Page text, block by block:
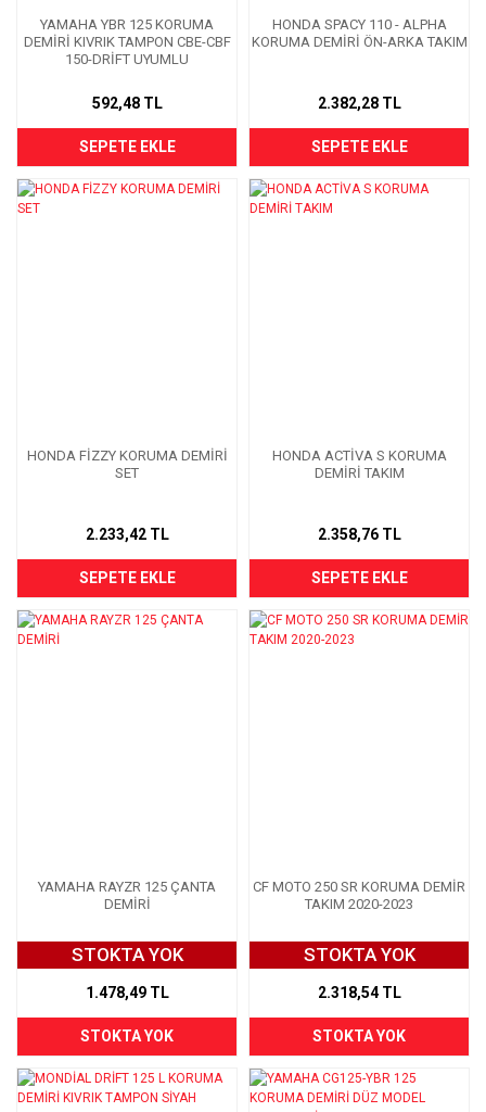
YAMAHA YBR 125 KORUMA
DEMİRİ KIVRIK TAMPON CBE-CBF
150-DRİFT UYUMLU
592,48 TL
SEPETE EKLE
HONDA SPACY 110 - ALPHA
KORUMA DEMİRİ ÖN-ARKA TAKIM
2.382,28 TL
SEPETE EKLE
HONDA FİZZY KORUMA DEMİRİ
SET
2.233,42 TL
SEPETE EKLE
HONDA ACTİVA S KORUMA
DEMİRİ TAKIM
2.358,76 TL
SEPETE EKLE
YAMAHA RAYZR 125 ÇANTA
DEMİRİ
STOKTA YOK
1.478,49 TL
STOKTA YOK
CF MOTO 250 SR KORUMA DEMİR
TAKIM 2020-2023
STOKTA YOK
2.318,54 TL
STOKTA YOK